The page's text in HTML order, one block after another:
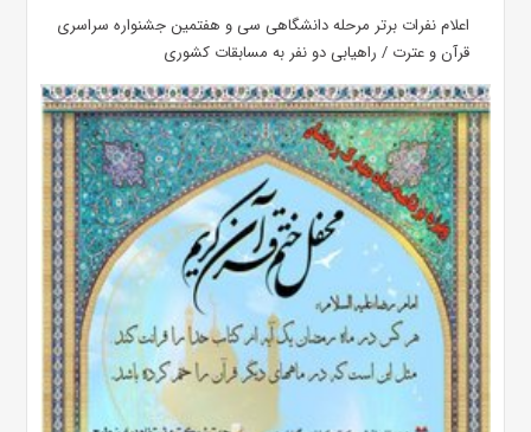
اعلام نفرات برتر مرحله دانشگاهی سی و هفتمین جشنواره سراسری
قرآن و عترت / راهیابی دو نفر به مسابقات کشوری